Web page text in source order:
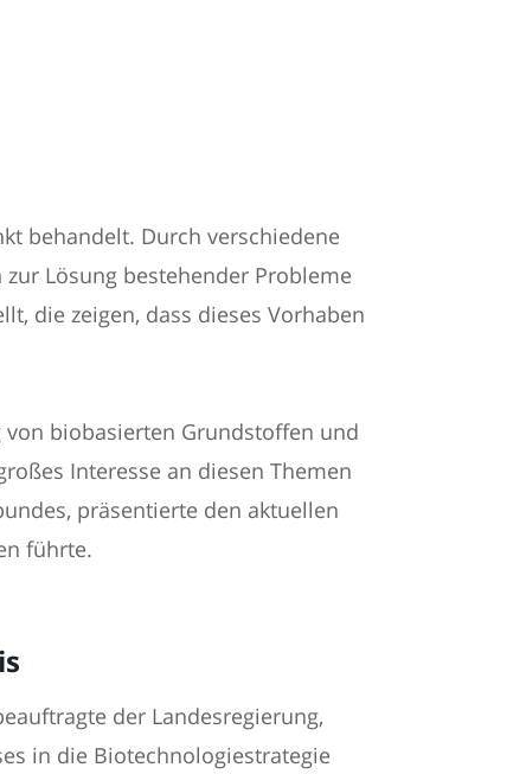
behandelt. Durch verschiedene
Lösung bestehender Probleme
die zeigen, dass dieses Vorhaben
biobasierten Grundstoffen und
Interesse an diesen Themen
präsentierte den aktuellen
führte.
der Landesregierung,
in die Biotechnologiestrategie